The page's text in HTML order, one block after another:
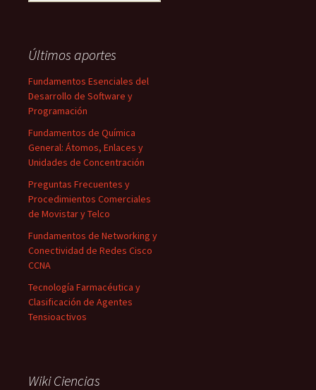
Últimos aportes
Fundamentos Esenciales del
Desarrollo de Software y
Programación
Fundamentos de Química
General: Átomos, Enlaces y
Unidades de Concentración
Preguntas Frecuentes y
Procedimientos Comerciales
de Movistar y Telco
Fundamentos de Networking y
Conectividad de Redes Cisco
CCNA
Tecnología Farmacéutica y
Clasificación de Agentes
Tensioactivos
Wiki Ciencias